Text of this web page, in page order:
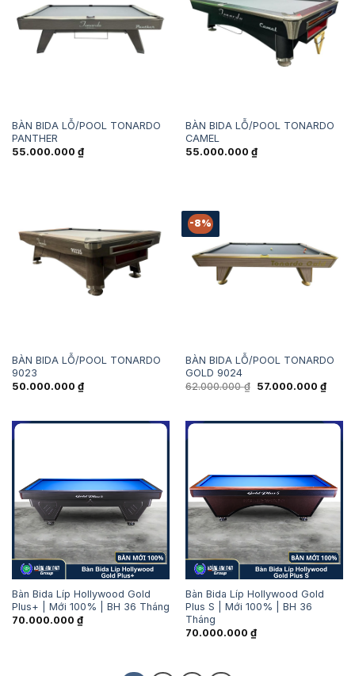
BÀN BIDA LỖ/POOL TONARDO
PANTHER
55.000.000 ₫
BÀN BIDA LỖ/POOL TONARDO
CAMEL
55.000.000 ₫
BÀN BIDA LỖ/POOL TONARDO
9023
50.000.000 ₫
-8%
BÀN BIDA LỖ/POOL TONARDO
GOLD 9024
62.000.000₫
Giá
57.000.000 ₫Giá
hiện
Bàn Bida Líp Hollywood Gold
Plus+ | Mới 100% | BH 36 Tháng
70.000.000 ₫
Bàn Bida Líp Hollywood Gold
Plus S | Mới 100% | BH 36
Tháng
70.000.000 ₫